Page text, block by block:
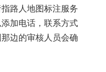
路人地图标注服务
加电话，联系方式
边的审核人员会确